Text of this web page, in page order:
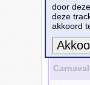
Bekijk
door
deze
akkoord
Meer